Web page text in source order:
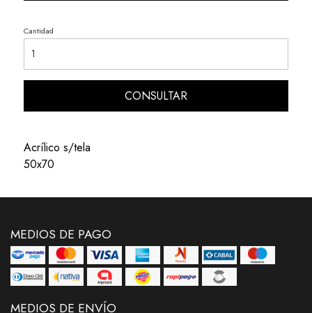
Cantidad
CONSULTAR
Acrílico s/tela
50x70
MEDIOS DE PAGO
MEDIOS DE ENVÍO